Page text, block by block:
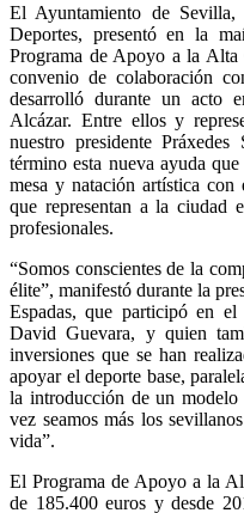
El Ayuntamiento de
Deportes, presentó en la
Programa de Apoyo a la
convenio de colaboración
desarrolló durante un acto
Alcázar. Entre ellos y
nuestro presidente
término esta nueva ayuda
mesa y natación artística
que representan a la ciudad
profesionales.
“Somos conscientes de la
élite”, manifestó durante la
Espadas, que participó en
David Guevara, y quien
inversiones que se han
apoyar el deporte base,
la introducción de un modelo
vez seamos más los
vida”.
El Programa de Apoyo a la
de 185.400 euros y desde